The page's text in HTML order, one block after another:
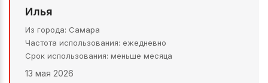
Илья
Из города Самара
Частота использования ежедневно
Срок использования меньше месяца
13 мая 2026